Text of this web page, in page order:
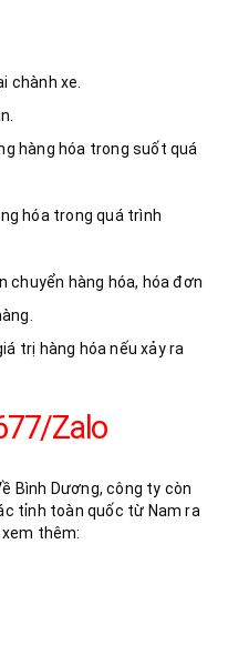
chành xe.
hàng hóa trong suốt quá
hóa trong quá trình
chuyển hàng hóa, hóa đơn
trị hàng hóa nếu xảy ra
Zalo
Bình Dương, công ty còn
tỉnh toàn quốc từ Nam ra
thêm: